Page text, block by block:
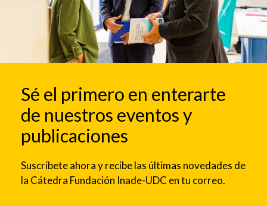
Sé el primero en enterarte
de nuestros eventos y
publicaciones
Suscríbete ahora y recibe las últimas novedades de
la Cátedra Fundación Inade-UDC en tu correo.